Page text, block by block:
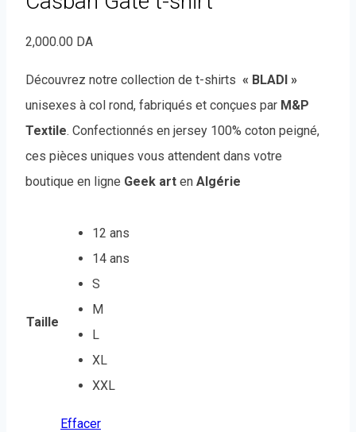
2,000.00 DA
Découvrez notre collection de t-shirts « BLADI »
unisexes à col rond, fabriqués et conçues par M&P
Textile. Confectionnés en jersey 100% coton peigné,
ces pièces uniques vous attendent dans votre
boutique en ligne Geek art en Algérie
Taille
12 ans
14 ans
S
M
L
XL
XXL
Effacer